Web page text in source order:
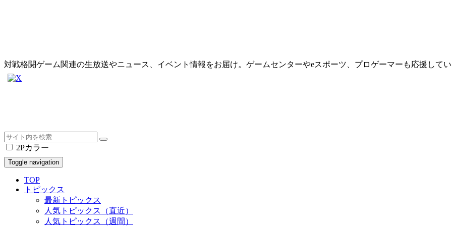
対戦格闘ゲーム関連の生放送やニュース、イベント情報をお届け。ゲームセンターやeスポーツ、プロゲーマーも応援して
2Pカラー
Toggle navigation
TOP
トピックス
最新トピックス
人気トピックス（直近）
人気トピックス（週間）